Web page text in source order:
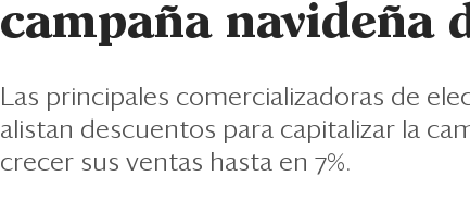
campaña navideña
Las principales comercializadoras de
alistan descuentos para capitalizar la
crecer sus ventas hasta en 7%.